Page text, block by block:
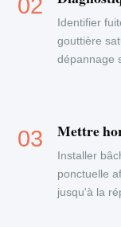
Identifier
gouttière
dépannage
Mettre
Installer
ponctuelle
jusqu'à la